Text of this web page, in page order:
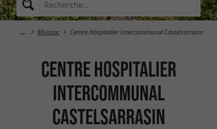
Moissac Centre Hospitalier Intercommunal Castelsarrasin
Centre Hospitalier
Intercommunal
Castelsarrasin